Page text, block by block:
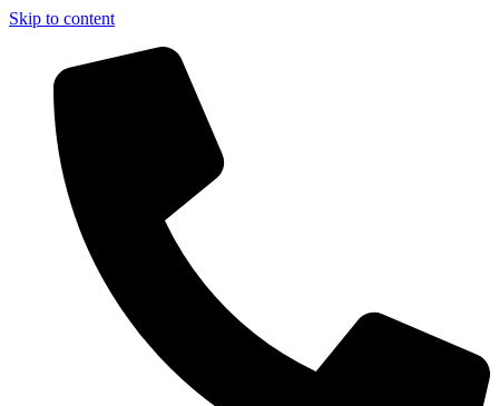
Skip to content